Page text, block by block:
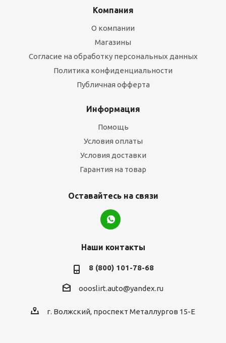
Компания
О компании
Магазины
Согласие на обработку персональных данных
Политика конфиденциальности
Публичная офферта
Информация
Помощь
Условия оплаты
Условия доставки
Гарантия на товар
Оставайтесь на связи
Наши контакты
8 (800) 101-78-68
oooslirt.auto@yandex.ru
г. Волжский, проспект Металлургов 15-Е